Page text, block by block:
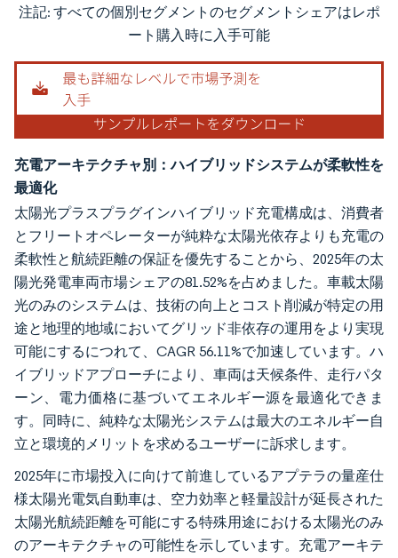
画像 © Mordor Intelligence。再利用にはCC BY 4.0の表示が必要です。
注記: すべての個別セグメントのセグメントシェアはレポ
ート購入時に入手可能
充電アーキテクチャ別：ハイブリッドシステムが柔軟性を
最適化
太陽光プラスプラグインハイブリッド充電構成は、消費者
とフリートオペレーターが純粋な太陽光依存よりも充電の
柔軟性と航続距離の保証を優先することから、2025年の太
陽光発電車両市場シェアの81.52%を占めました。車載太陽
光のみのシステムは、技術の向上とコスト削減が特定の用
途と地理的地域においてグリッド非依存の運用をより実現
可能にするにつれて、CAGR 56.11%で加速しています。ハ
イブリッドアプローチにより、車両は天候条件、走行パタ
ーン、電力価格に基づいてエネルギー源を最適化できま
す。同時に、純粋な太陽光システムは最大のエネルギー自
立と環境的メリットを求めるユーザーに訴求します。
2025年に市場投入に向けて前進しているアプテラの量産仕
様太陽光電気自動車は、空力効率と軽量設計が延長された
太陽光航続距離を可能にする特殊用途における太陽光のみ
のアーキテクチャの可能性を示しています。充電アーキテ